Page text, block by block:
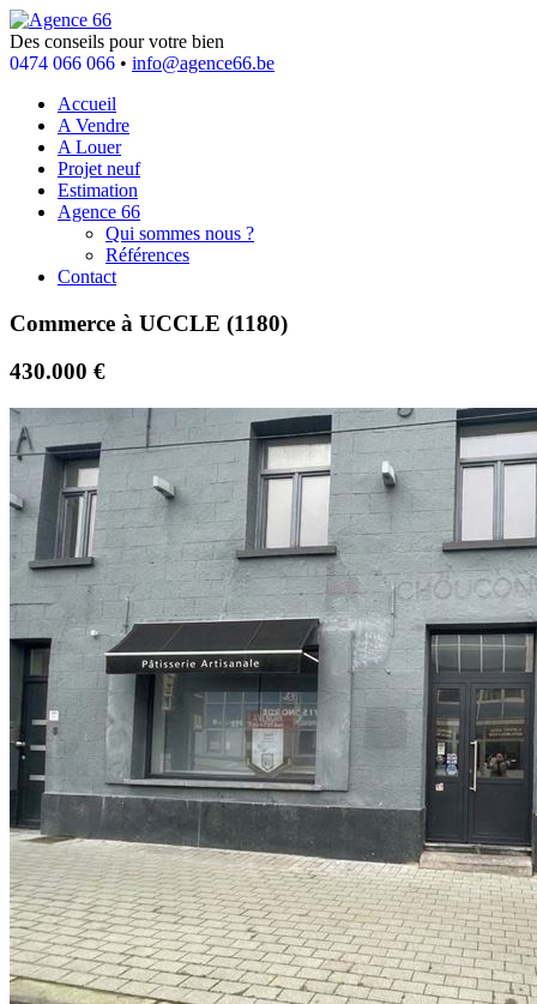
Des conseils pour votre bien
0474 066 066 • info@agence66.be
Accueil
A Vendre
A Louer
Projet neuf
Estimation
Agence 66
Qui sommes nous ?
Références
Contact
Commerce à UCCLE (1180)
430.000 €